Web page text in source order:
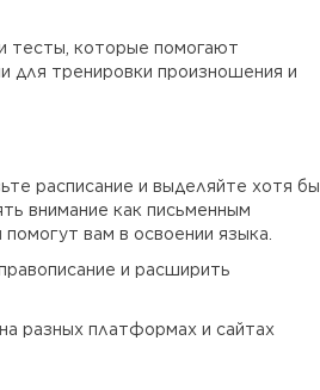
тесты, которые помогают
для тренировки произношения и
расписание и выделяйте хотя бы
внимание как письменным
вам в освоении языка.
и расширить
разных платформах и сайтах